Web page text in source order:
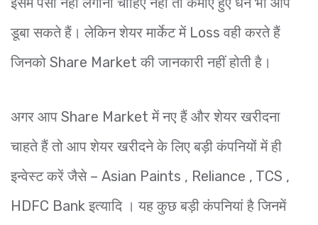
डूबा सकते हैं। लेकिन शेयर मार्केट में Loss वही करते हैं
जिनको Share Market की जानकारी नहीं होती है।
अगर आप Share Market में नए हैं और शेयर खरीदना
चाहते हैं तो आप शेयर खरीदने के लिए बड़ी कंपनियों में ही
इन्वेस्ट करें जैसे – Asian Paints , Reliance , TCS ,
HDFC Bank इत्यादि । यह कुछ बड़ी कंपनियां है जिनमें